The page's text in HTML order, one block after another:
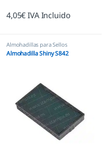
4,05€IVA Incluido
Almohadillas para Sellos
Automáticos ,Almohadillas
Ecológicas,Almohadillas Shiny
Almohadilla Shiny S842